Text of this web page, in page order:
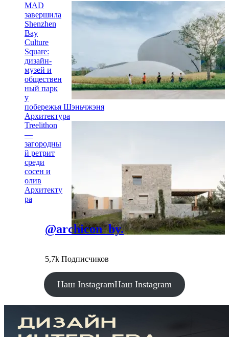
MAD
завершила
Shenzhen
Bay
Culture
Square:
дизайн-
музей и
обществен
ный парк
у
побережья Шэньчжэня
Архитектура
Treelithon
—
загородны
й ретрит
среди
сосен и
олив
Архитекту
ра
@archicon_by.
5,7k Подписчиков
Наш InstagramНаш Instagram